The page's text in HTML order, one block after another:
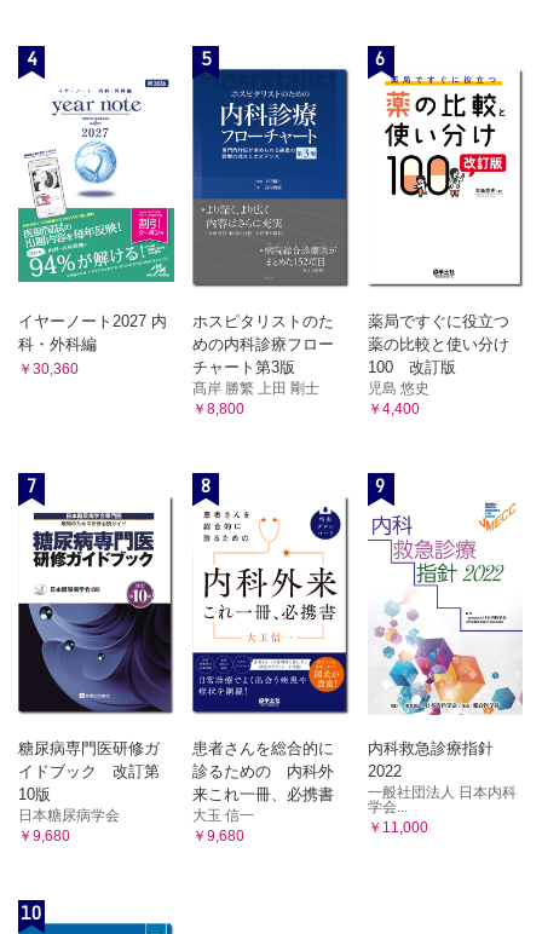
4
イヤーノート2027 内
科・外科編
￥30,360
5
ホスピタリストのた
めの内科診療フロー
チャート第3版
髙岸 勝繁 上田 剛士
￥8,800
6
薬局ですぐに役立つ
薬の比較と使い分け
100 改訂版
児島 悠史
￥4,400
7
糖尿病専門医研修ガ
イドブック 改訂第
10版
日本糖尿病学会
￥9,680
8
患者さんを総合的に
診るための 内科外
来これ一冊、必携書
大玉 信一
￥9,680
9
内科救急診療指針
2022
一般社団法人 日本内科
学会...
￥11,000
10